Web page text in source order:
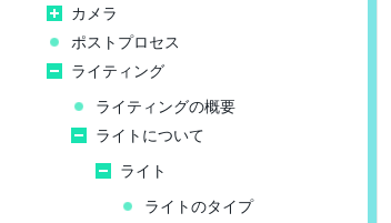
カメラ
ポストプロセス
ライティング
ライティングの概要
ライトについて
ライト
ライトのタイプ